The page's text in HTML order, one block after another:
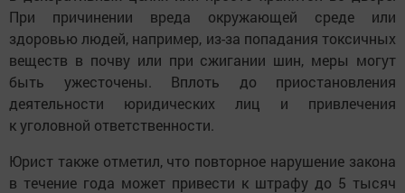
При причинении вреда окружающей среде или
здоровью людей, например, из-за попадания токсичных
веществ в почву или при сжигании шин, меры могут
быть ужесточены. Вплоть до приостановления
деятельности юридических лиц и привлечения
к уголовной ответственности.
Юрист также отметил, что повторное нарушение закона
в течение года может привести к штрафу до 5 тысяч